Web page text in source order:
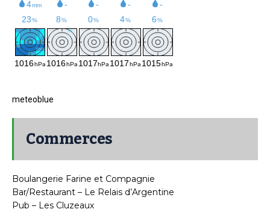
meteoblue
Commerces
Boulangerie Farine et Compagnie
Bar/Restaurant – Le Relais d’Argentine
Pub – Les Cluzeaux